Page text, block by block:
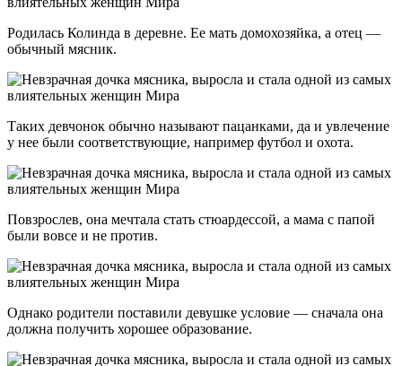
Родилась Колинда в деревне. Ее мать домохозяйка, а отец —
обычный мясник.
Таких девчонок обычно называют пацанками, да и увлечение
у нее были соответствующие, например футбол и охота.
Повзрослев, она мечтала стать стюардессой, а мама с папой
были вовсе и не против.
Однако родители поставили девушке условие — сначала она
должна получить хорошее образование.